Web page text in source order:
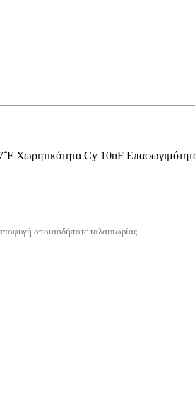
Χωρητικότητα Cy 10nF
οποιασδήποτε ταλαιπωρίας.